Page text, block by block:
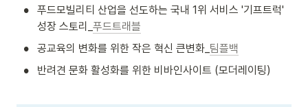
•
푸드모빌리티 산업을 선도하는 국내 1위 서비스 '기프트럭'
성장 스토리_ 푸드트래블
• 공교육의 변화를 위한 작은 혁신 큰변화_ 팀플백
• 반려견 문화 활성화를 위한 비바인사이트 (모더레이팅)